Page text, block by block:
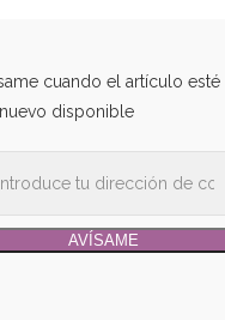
cuando el artículo esté
disponible